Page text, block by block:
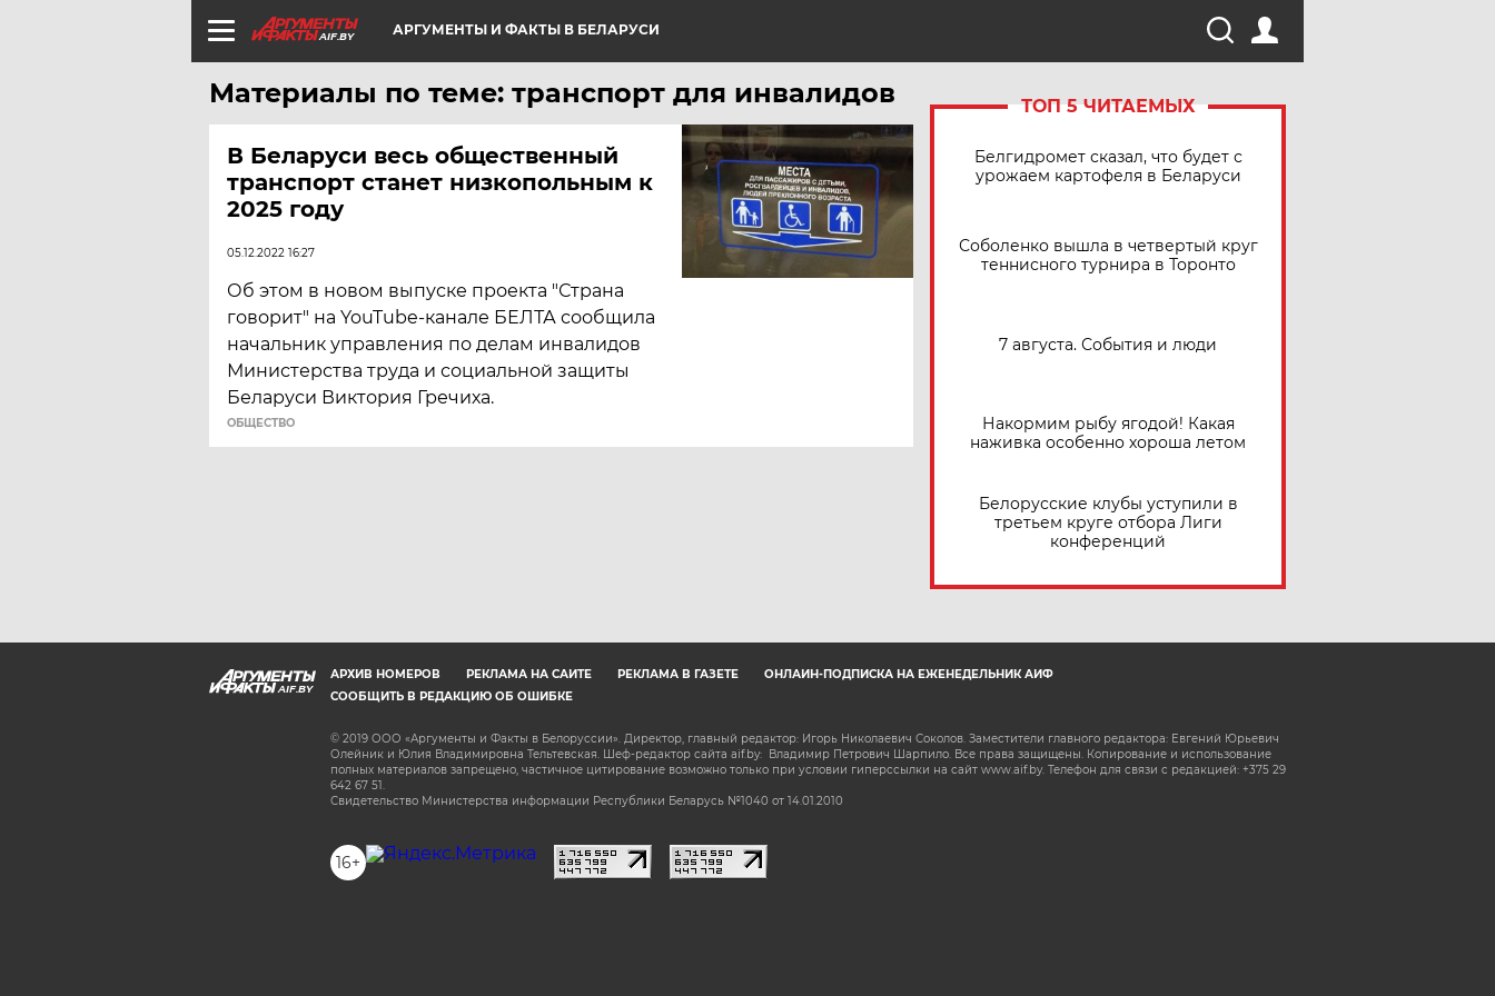
AIF.BY АРГУМЕНТЫ И ФАКТЫ В БЕЛАРУСИ
Материалы по теме: транспорт для инвалидов
В Беларуси весь общественный
транспорт станет низкопольным к
2025 году
05.12.2022 16:27
Об этом в новом выпуске проекта "Страна
говорит" на YouTube-канале БЕЛТА сообщила
начальник управления по делам инвалидов
Министерства труда и социальной защиты
Беларуси Виктория Гречиха.
ОБЩЕСТВО
ТОП 5 ЧИТАЕМЫХ
Белгидромет сказал, что будет с
урожаем картофеля в Беларуси
Соболенко вышла в четвертый круг
теннисного турнира в Торонто
7 августа. События и люди
Накормим рыбу ягодой! Какая
наживка особенно хороша летом
Белорусские клубы уступили в
третьем круге отбора Лиги
конференций
AIF.BY
АРХИВ НОМЕРОВ РЕКЛАМА НА САЙТЕ РЕКЛАМА В ГАЗЕТЕ
ОНЛАЙН-ПОДПИСКА НА ЕЖЕНЕДЕЛЬНИК АИФ
СООБЩИТЬ В РЕДАКЦИЮ ОБ ОШИБКЕ
© 2019 ООО «Аргументы и Факты в Белоруссии». Директор, главный редактор: Игорь Николаевич Соколов. Заместители главного редактора: Евгений Юрьевич
Олейник и Юлия Владимировна Тельтевская. Шеф-редактор сайта aif.by: Владимир Петрович Шарпило. Все права защищены. Копирование и использование
полных материалов запрещено, частичное цитирование возможно только при условии гиперссылки на сайт www.aif.by. Телефон для связи с редакцией: +375 29
642 67 51.
Свидетельство Министерства информации Республики Беларусь №1040 от 14.01.2010
16+